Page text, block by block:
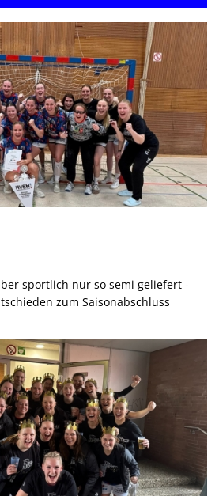
sportlich nur so semi geliefert -
zum Saisonabschluss